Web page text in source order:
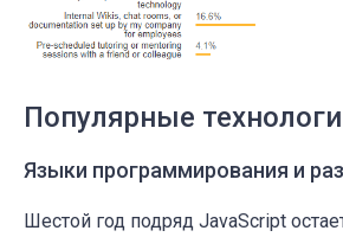
Популярные
Языки программирования и
Шестой год подряд JavaScript